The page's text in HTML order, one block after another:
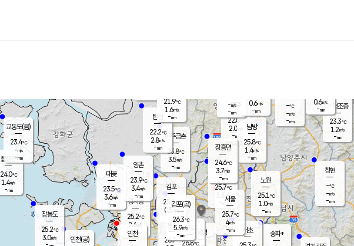
볼음도
24.0℃
1.4m/s
-mm
양주
22.8℃
2.0
-mm
장봉도
25.2℃
3.0m/s
경서동
25.2℃
2.6 m/s
-mm
파주금촌
23.8℃
3.5m/s
-mm
가평조종
23.3℃
1.2m/s
-mm
-℃
-m/s
-mm
대곶
23.5℃
3.6m/s
-mm
창현
-℃
-m/s
-mm
탄현
22.2℃
2.8m/s
-mm
0.6m/s
-mm
김포
25.4℃
0.5 m/s
mm
광명
부천
26.7℃
양촌
23.9℃
3.4m/s
-mm
구로
26.8℃
은평
25.7℃
3.3 m/s
- mm
노원
25.1℃
1.0m/s
-mm
송파*
서초
남방
25.8℃
1.4m/s
-mm
장흥면
24.6℃
3.7m/s
-mm
-m/s
-mm
인천(공)
김포(공)
26.3℃
5.9m/s
-mm
교동도(음)
23.4℃
-m/s
-mm
인천
서울
25.7℃
4m/s
-mm
21.9℃
1.6m/s
-mm
0.6m/s
-mm